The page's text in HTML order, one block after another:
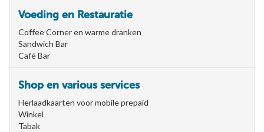
Voeding en Restauratie
Coffee Corner en warme dranken
Sandwich Bar
Café Bar
Shop en various services
Herlaadkaarten voor mobile prepaid
Winkel
Tabak